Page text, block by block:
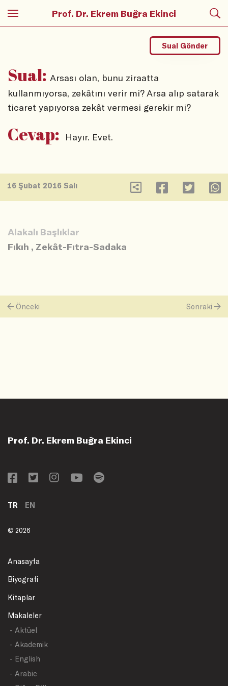
Prof. Dr. Ekrem Buğra Ekinci
Sual: Arsası olan, bunu ziraatta
kullanmıyorsa, zekâtını verir mi? Arsa alıp satarak
ticaret yapıyorsa zekât vermesi gerekir mi?
Sual Gönder
Cevap: Hayır. Evet.
16 Şubat 2016 Salı
Alakalı Başlıklar
Fıkıh , Zekât-Fıtra-Sadaka
Önceki Sonraki
Prof. Dr. Ekrem Buğra Ekinci
TR EN
© 2026
Anasayfa
Biyografi
Kitaplar
Makaleler
- Aktüel
- Akademik
- English
- Arabic